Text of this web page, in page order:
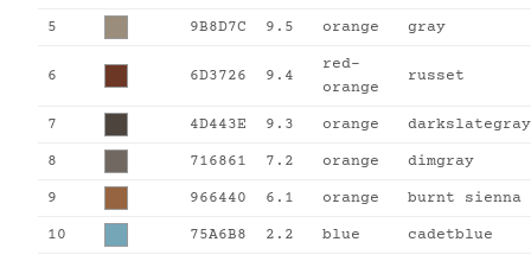
5 9B8D7C 9.5 orange gray
6 6D3726 9.4
red-
orange
russet
7 4D443E 9.3 orange darkslategray
8 716861 7.2 orange dimgray
9 966440 6.1 orange burnt sienna
10 75A6B8 2.2 blue cadetblue